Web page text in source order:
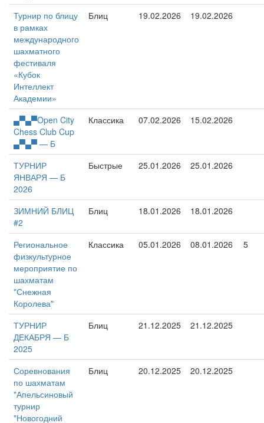
Турнир по блицу
в рамках
международного
шахматного
фестиваля
«Кубок
Интеллект
Академии»
Блиц 19.02.2026 19.02.2026
▄▀▄▀Open City
Chess Club Cup
▄▀▄▀ — Б
Классика 07.02.2026 15.02.2026
ТУРНИР
ЯНВАРЯ — Б
2026
Быстрые 25.01.2026 25.01.2026
ЗИМНИЙ БЛИЦ
#2
Блиц 18.01.2026 18.01.2026
Региональное
физкультурное
мероприятие по
шахматам
"Снежная
Королева"
Классика 05.01.2026 08.01.2026 5
ТУРНИР
ДЕКАБРЯ — Б
2025
Блиц 21.12.2025 21.12.2025
Соревнования
по шахматам
"Апельсиновый
турнир
"Новогодний
Блиц 20.12.2025 20.12.2025